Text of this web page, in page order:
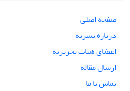
صفحه اصلی
درباره نشریه
اعضای هیات تحریریه
ارسال مقاله
تماس با ما